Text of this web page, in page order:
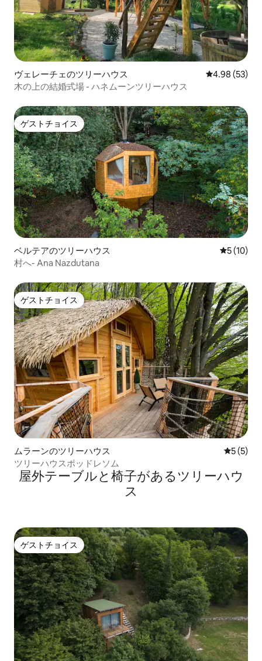
ヴェレーチェのツリーハウス レビュー53
4.98 (53)
木の上の結婚式場 - ハネムーンツリーハウス
ゲストチョイス
ゲストチョイス
ベルテアのツリーハウス レビュー
5 (10)
村へ- Ana Nazdutana
ゲストチョイス
ゲストチョイス
ムラーンのツリーハウス レビュー
5 (5)
ツリーハウスポッドレソム
屋外テーブルと椅子があるツリーハウ
ス
ゲストチョイス
ゲストチョイス